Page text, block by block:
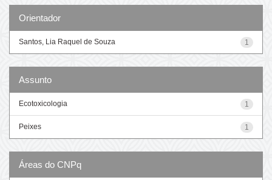
Orientador
1
Santos, Lia Raquel de Souza
Assunto
1
Ecotoxicologia
1
Peixes
Áreas do CNPq